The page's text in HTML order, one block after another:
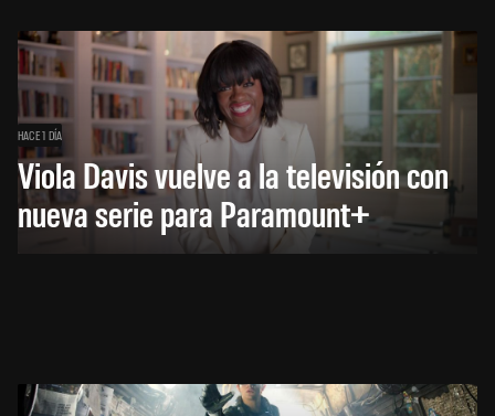
HACE 1 DÍA
Viola Davis vuelve a la televisión con
nueva serie para Paramount+